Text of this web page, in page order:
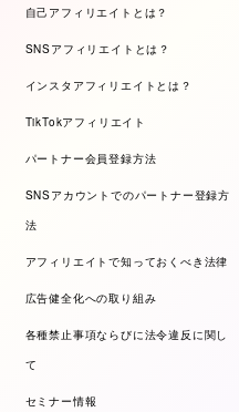
自己アフィリエイトとは？
SNSアフィリエイトとは？
インスタアフィリエイトとは？
TikTokアフィリエイト
パートナー会員登録方法
SNSアカウントでのパートナー登録方
法
アフィリエイトで知っておくべき法律
広告健全化への取り組み
各種禁止事項ならびに法令違反に関し
て
セミナー情報